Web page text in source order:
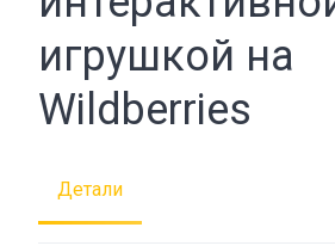
игрушкой на
Wildberries
Детали